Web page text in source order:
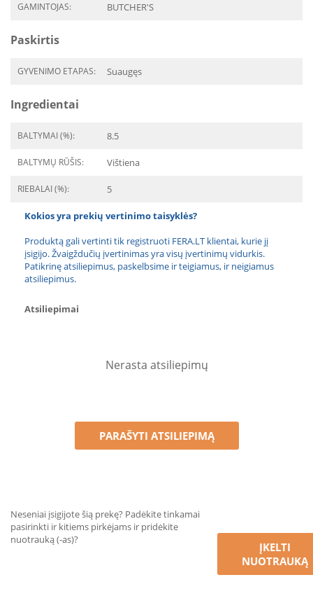
GAMINTOJAS: BUTCHER'S
Paskirtis
GYVENIMO ETAPAS: Suaugęs
Ingredientai
BALTYMAI (%): 8.5
BALTYMŲ RŪŠIS: Vištiena
RIEBALAI (%): 5
Kokios yra prekių vertinimo taisyklės?
Produktą gali vertinti tik registruoti FERA.LT klientai, kurie jį
įsigijo. Žvaigždučių įvertinimas yra visų įvertinimų vidurkis.
Patikrinę atsiliepimus, paskelbsime ir teigiamus, ir neigiamus
atsiliepimus.
Atsiliepimai
Nerasta atsiliepimų
PARAŠYTI ATSILIEPIMĄ
Neseniai įsigijote šią prekę? Padėkite tinkamai
pasirinkti ir kitiems pirkėjams ir pridėkite
nuotrauką (-as)?
ĮKELTI
NUOTRAUKĄ